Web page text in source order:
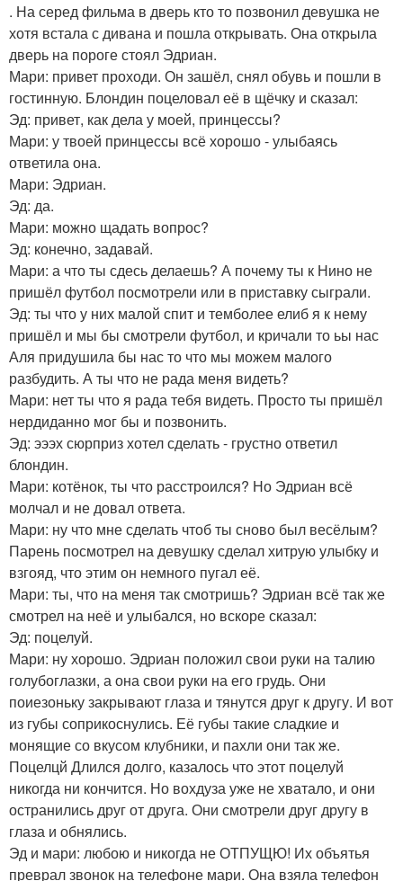
. На серед фильма в дверь кто то позвонил девушка не
хотя встала с дивана и пошла открывать. Она открыла
дверь на пороге стоял Эдриан.
Мари: привет проходи. Он зашёл, снял обувь и пошли в
гостинную. Блондин поцеловал её в щёчку и сказал:
Эд: привет, как дела у моей, принцессы?
Мари: у твоей принцессы всё хорошо - улыбаясь
ответила она.
Мари: Эдриан.
Эд: да.
Мари: можно щадать вопрос?
Эд: конечно, задавай.
Мари: а что ты сдесь делаешь? А почему ты к Нино не
пришёл футбол посмотрели или в приставку сыграли.
Эд: ты что у них малой спит и темболее елиб я к нему
пришёл и мы бы смотрели футбол, и кричали то ьы нас
Аля придушила бы нас то что мы можем малого
разбудить. А ты что не рада меня видеть?
Мари: нет ты что я рада тебя видеть. Просто ты пришёл
нердиданно мог бы и позвонить.
Эд: эээх сюрприз хотел сделать - грустно ответил
блондин.
Мари: котёнок, ты что расстроился? Но Эдриан всё
молчал и не довал ответа.
Мари: ну что мне сделать чтоб ты сново был весёлым?
Парень посмотрел на девушку сделал хитрую улыбку и
взгояд, что этим он немного пугал её.
Мари: ты, что на меня так смотришь? Эдриан всё так же
смотрел на неё и улыбался, но вскоре сказал:
Эд: поцелуй.
Мари: ну хорошо. Эдриан положил свои руки на талию
голубоглазки, а она свои руки на его грудь. Они
поиезоньку закрывают глаза и тянутся друг к другу. И вот
из губы соприкоснулись. Её губы такие сладкие и
монящие со вкусом клубники, и пахли они так же.
Поцелцй Длился долго, казалось что этот поцелуй
никогда ни кончится. Но вохдуза уже не хватало, и они
остранились друг от друга. Они смотрели друг другу в
глаза и обнялись.
Эд и мари: любою и никогда не ОТПУЩЮ! Их объятья
преврал звонок на телефоне мари. Она взяла телефон